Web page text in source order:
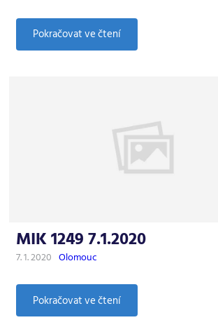
Pokračovat ve čtení:
MIK
MIK 1249 7.1.2020
7. 1. 2020 Olomouc
Pokračovat ve čtení:
MIK